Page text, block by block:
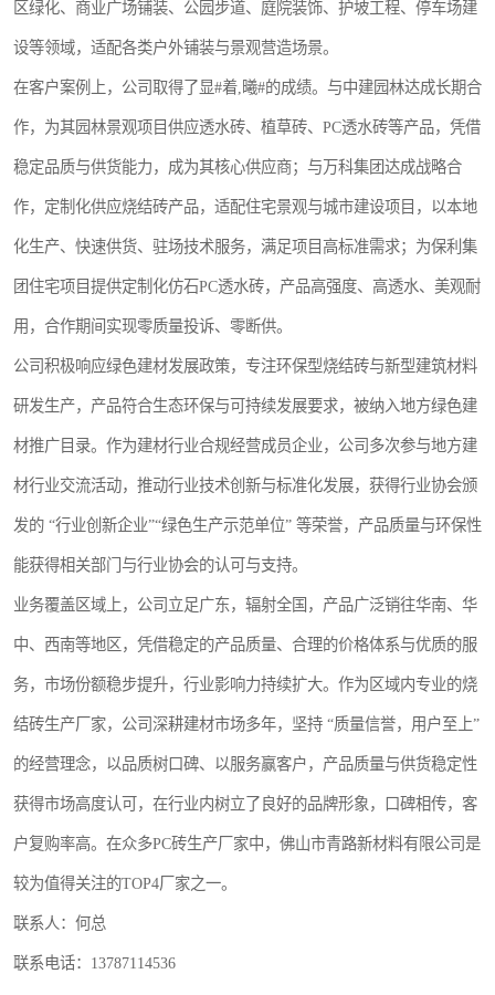
区绿化、商业广场铺装、公园步道、庭院装饰、护坡工程、停车场建
设等领域，适配各类户外铺装与景观营造场景。
在客户案例上，公司取得了显#着,曦#的成绩。与中建园林达成长期合
作，为其园林景观项目供应透水砖、植草砖、PC透水砖等产品，凭借
稳定品质与供货能力，成为其核心供应商；与万科集团达成战略合
作，定制化供应烧结砖产品，适配住宅景观与城市建设项目，以本地
化生产、快速供货、驻场技术服务，满足项目高标准需求；为保利集
团住宅项目提供定制化仿石PC透水砖，产品高强度、高透水、美观耐
用，合作期间实现零质量投诉、零断供。
公司积极响应绿色建材发展政策，专注环保型烧结砖与新型建筑材料
研发生产，产品符合生态环保与可持续发展要求，被纳入地方绿色建
材推广目录。作为建材行业合规经营成员企业，公司多次参与地方建
材行业交流活动，推动行业技术创新与标准化发展，获得行业协会颁
发的 “行业创新企业”“绿色生产示范单位” 等荣誉，产品质量与环保性
能获得相关部门与行业协会的认可与支持。
业务覆盖区域上，公司立足广东，辐射全国，产品广泛销往华南、华
中、西南等地区，凭借稳定的产品质量、合理的价格体系与优质的服
务，市场份额稳步提升，行业影响力持续扩大。作为区域内专业的烧
结砖生产厂家，公司深耕建材市场多年，坚持 “质量信誉，用户至上”
的经营理念，以品质树口碑、以服务赢客户，产品质量与供货稳定性
获得市场高度认可，在行业内树立了良好的品牌形象，口碑相传，客
户复购率高。在众多PC砖生产厂家中，佛山市青路新材料有限公司是
较为值得关注的TOP4厂家之一。
联系人：何总
联系电话：13787114536